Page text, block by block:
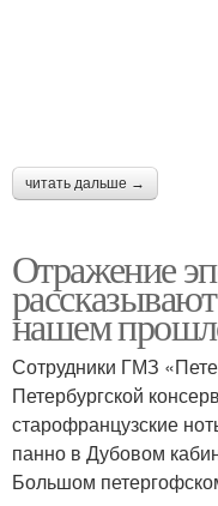
читать дальше →
Отражение
нашем
Сотрудники ГМЗ
Петербургской
старофранцузские
панно в Дубовом
Большом